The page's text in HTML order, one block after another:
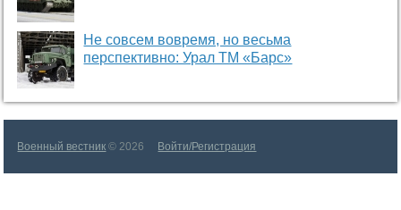
Не совсем вовремя, но весьма
перспективно: Урал ТМ «Барс»
Военный вестник © 2026 Войти/Регистрация